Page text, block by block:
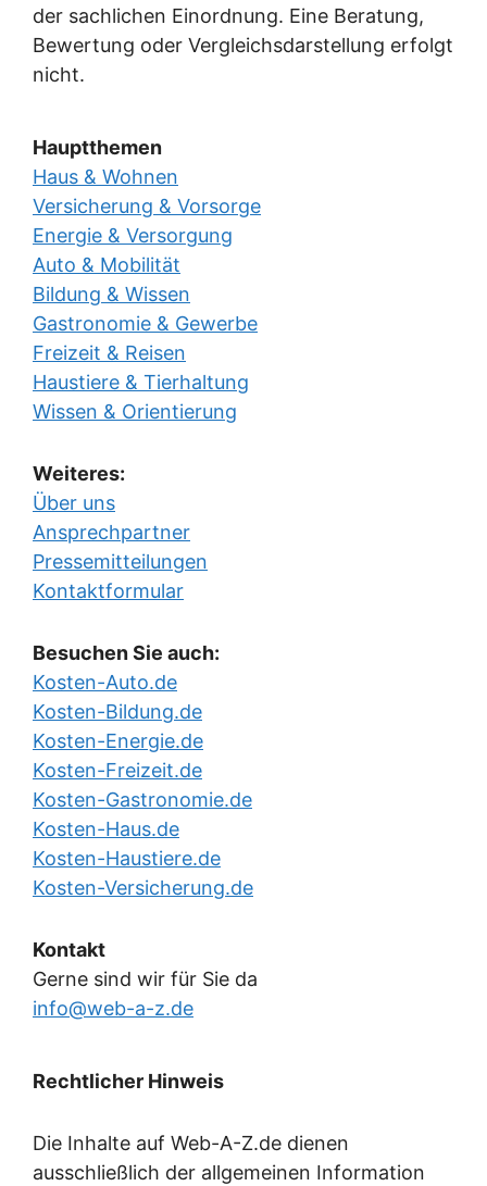
der sachlichen Einordnung. Eine Beratung,
Bewertung oder Vergleichsdarstellung erfolgt
nicht.
Hauptthemen
Haus & Wohnen
Versicherung & Vorsorge
Energie & Versorgung
Auto & Mobilität
Bildung & Wissen
Gastronomie & Gewerbe
Freizeit & Reisen
Haustiere & Tierhaltung
Wissen & Orientierung
Weiteres:
Über uns
Ansprechpartner
Pressemitteilungen
Kontaktformular
Besuchen Sie auch:
Kosten-Auto.de
Kosten-Bildung.de
Kosten-Energie.de
Kosten-Freizeit.de
Kosten-Gastronomie.de
Kosten-Haus.de
Kosten-Haustiere.de
Kosten-Versicherung.de
Kontakt
Gerne sind wir für Sie da
info@web-a-z.de
Rechtlicher Hinweis
Die Inhalte auf Web-A-Z.de dienen
ausschließlich der allgemeinen Information